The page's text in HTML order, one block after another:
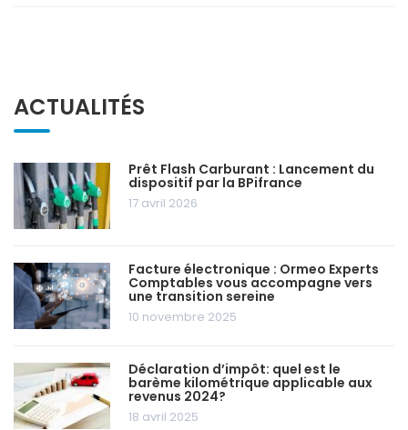
ACTUALITÉS
Prêt Flash Carburant : Lancement du
dispositif par la BPifrance
17 avril 2026
Facture électronique : Ormeo Experts
Comptables vous accompagne vers
une transition sereine
10 novembre 2025
Déclaration d’impôt: quel est le
barème kilométrique applicable aux
revenus 2024?
18 avril 2025